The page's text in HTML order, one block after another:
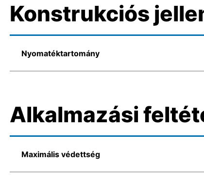
Konstrukciós
Nyomatéktartomány
Alkalmazási
Maximális védettség